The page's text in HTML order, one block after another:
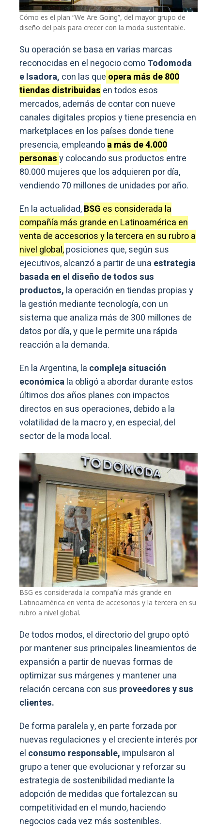
Cómo es el plan “We Are Going”, del mayor grupo de
diseño del país para crecer con la moda sustentable.
Su operación se basa en varias marcas
reconocidas en el negocio comoTodomoda
e Isadora, con las que opera más de 800
tiendas distribuidas en todos esos
mercados, además de contar con nueve
canales digitales propios y tiene presencia en
marketplaces en los países donde tiene
presencia, empleandoa más de 4.000
personasy colocando sus productos entre
80.000 mujeres que los adquieren por día,
vendiendo 70 millones de unidades por año.
En la actualidad,BSG es considerada la
compañía más grande en Latinoamérica en
venta de accesorios y la tercera en su rubro a
nivel global,posiciones que, según sus
ejecutivos, alcanzó a partir de una estrategia
basada en el diseño de todos sus
productos, la operación en tiendas propias y
la gestión mediante tecnología, con un
sistema que analiza más de 300 millones de
datos por día, y que le permite una rápida
reacción a la demanda.
En la Argentina, la compleja situación
económicala obligó a abordar durante estos
últimos dos años planes con impactos
directos en sus operaciones, debido a la
volatilidad de la macro y, en especial, del
sector de la moda local.
BSG es considerada la compañía más grande en
Latinoamérica en venta de accesorios y la tercera en su
rubro a nivel global.
De todos modos, el directorio del grupo optó
por mantener sus principales lineamientos de
expansión a partir de nuevas formas de
optimizar sus márgenes y mantener una
relación cercana con sus proveedores y sus
clientes.
De forma paralela y, en parte forzada por
nuevas regulaciones y el creciente interés por
el consumo responsable, impulsaron al
grupo a tener que evolucionar y reforzar su
estrategia de sostenibilidad mediante la
adopción de medidas que fortalezcan su
competitividad en el mundo, haciendo
negocios cada vez más sostenibles.